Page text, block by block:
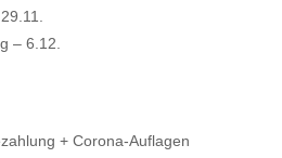
– 6.12.
+ Corona-Auflagen